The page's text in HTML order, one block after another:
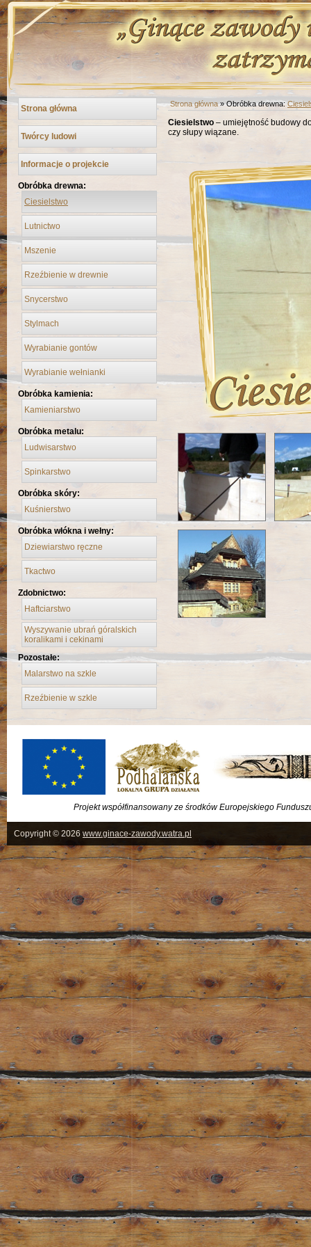
Strona główna
Twórcy ludowi
Informacje o projekcie
Obróbka drewna:
Ciesielstwo
Lutnictwo
Mszenie
Rzeźbienie w drewnie
Snycerstwo
Stylmach
Wyrabianie gontów
Wyrabianie wełnianki
Obróbka kamienia:
Kamieniarstwo
Obróbka metalu:
Ludwisarstwo
Spinkarstwo
Obróbka skóry:
Kuśnierstwo
Obróbka włókna i wełny:
Dziewiarstwo ręczne
Tkactwo
Zdobnictwo:
Haftciarstwo
Wyszywanie ubrań góralskich
koralikami i cekinami
Pozostałe:
Malarstwo na szkle
Rzeźbienie w szkle
Strona główna» Obróbka drewna:
Ciesielstwo – umiejętność budowy
czy słupy wiązane.
Projekt współfinansowany ze środków Europejskiego
Copyright © 2026 www.ginace-zawody.watra.pl